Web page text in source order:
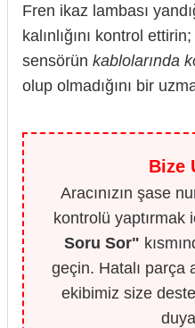
Fren ikaz lambası
kalınlığını kontrol
sensörün kablolarında
olup olmadığını bir
Bize
Aracınızın şase
kontrolü yaptırmak
Soru Sor"
geçin. Hatalı parça
ekibimiz size